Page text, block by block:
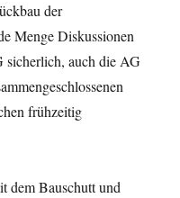
der
Menge Diskussionen
sicherlich, auch die AG
frühzeitig
dem Bauschutt und